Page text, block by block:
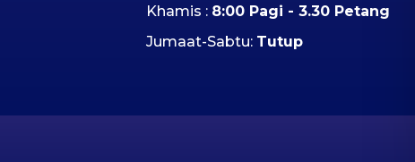
Khamis : 8:00 Pagi - 3.30 Petang
Jumaat-Sabtu: Tutup